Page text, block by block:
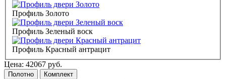
Профиль Золото
Профиль Зеленый воск
Профиль Красный антрацит
Цена: 42067 руб.
Полотно
Комплект